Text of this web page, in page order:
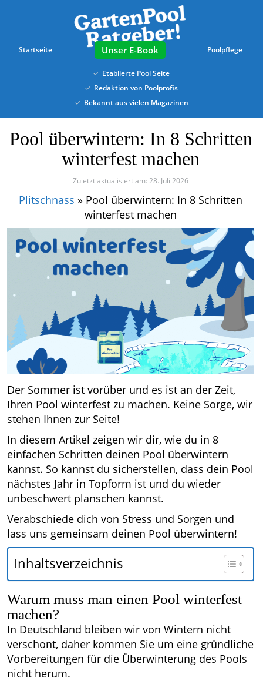
content
Startseite Poolpflege
E-Book
Etablierte Pool Seite
Redaktion von Poolprofis
Bekannt aus vielen Magazinen
Pool überwintern: In 8 Schritten
winterfest machen
Zuletzt aktualisiert am: 28. Juli 2026
Plitschnass » Pool überwintern: In 8 Schritten
winterfest machen
Der Sommer ist vorüber und es ist an der Zeit,
Ihren Pool winterfest zu machen. Keine Sorge, wir
stehen Ihnen zur Seite!
In diesem Artikel zeigen wir dir, wie du in 8
einfachen Schritten deinen Pool überwintern
kannst. So kannst du sicherstellen, dass dein Pool
nächstes Jahr in Topform ist und du wieder
unbeschwert planschen kannst.
Verabschiede dich von Stress und Sorgen und
lass uns gemeinsam deinen Pool überwintern!
Inhaltsverzeichnis
Warum muss man einen Pool winterfest
machen?
In Deutschland bleiben wir von Wintern nicht
verschont, daher kommen Sie um eine gründliche
Vorbereitungen für die Überwinterung des Pools
nicht herum.